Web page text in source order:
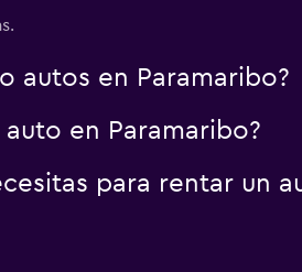
autos en Paramaribo?
en Paramaribo?
para rentar un